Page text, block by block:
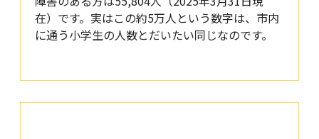
在）です。実はこの約5万人という数字は、市内
に通う小学生の人数とだいたい同じなのです。